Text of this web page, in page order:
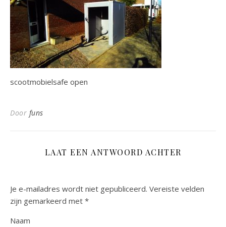
scootmobielsafe open
Door funs
LAAT EEN ANTWOORD ACHTER
Je e-mailadres wordt niet gepubliceerd. Vereiste velden
zijn gemarkeerd met *
Naam